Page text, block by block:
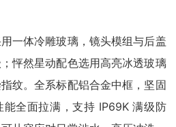
一体冷雕玻璃，镜头模组与后盖
怦然星动配色选用高亮冰透玻璃
纹。全系标配铝合金中框，坚固
全面拉满，支持 IP69K 满级防